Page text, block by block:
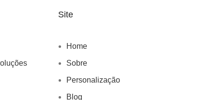
Site
Home
Sobre
Personalização
Blog